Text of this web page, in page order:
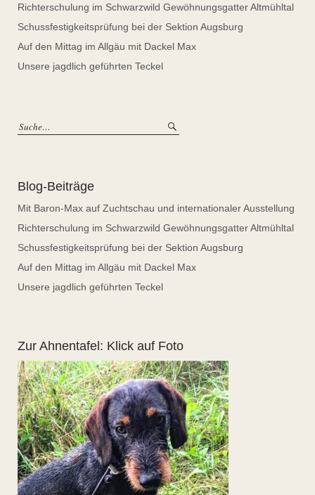
Richterschulung im Schwarzwild Gewöhnungsgatter Altmühltal
Schussfestigkeitsprüfung bei der Sektion Augsburg
Auf den Mittag im Allgäu mit Dackel Max
Unsere jagdlich geführten Teckel
Blog-Beiträge
Mit Baron-Max auf Zuchtschau und internationaler Ausstellung
Richterschulung im Schwarzwild Gewöhnungsgatter Altmühltal
Schussfestigkeitsprüfung bei der Sektion Augsburg
Auf den Mittag im Allgäu mit Dackel Max
Unsere jagdlich geführten Teckel
Zur Ahnentafel: Klick auf Foto